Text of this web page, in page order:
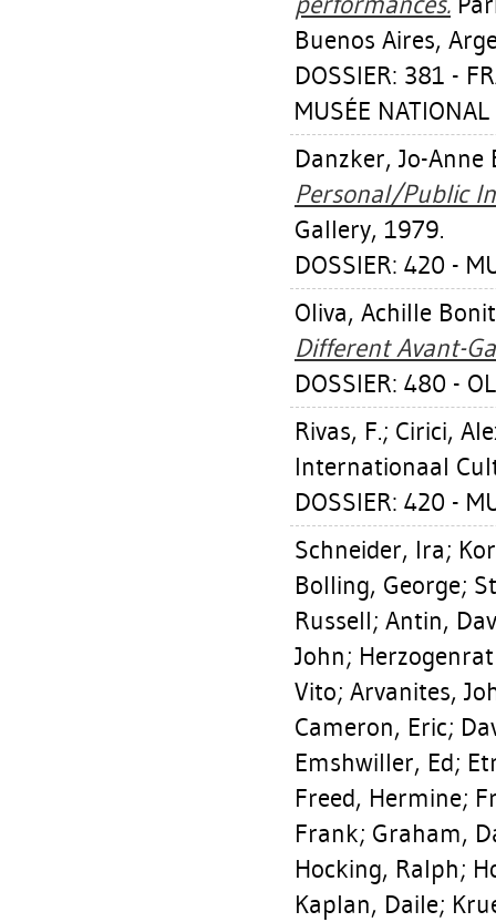
Buenos Aires,
DOSSIER: 381 -
MUSÉE
Danzker, Jo-Anne
Personal/Public
Gallery, 1979.
DOSSIER: 420 -
Oliva, Achille
Different Avant-
DOSSIER: 480 -
Rivas, F.; Cirici,
Internationaal
DOSSIER: 420 -
Schneider, Ira;
Bolling, George;
Russell; Antin,
John;
Vito; Arvanites,
Cameron, Eric;
Emshwiller, Ed;
Freed, Hermine;
Frank; Graham,
Hocking, Ralph;
Kaplan, Daile;